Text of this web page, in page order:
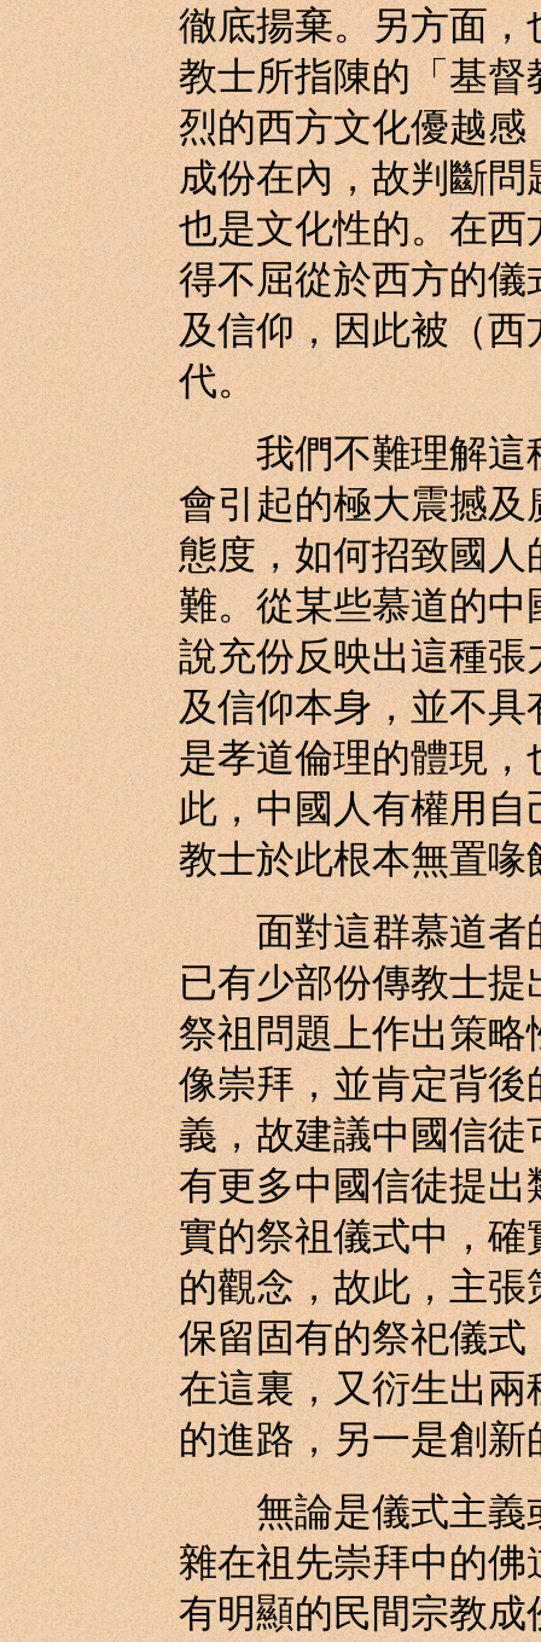
徹底揚棄。另方面
教士所指陳的「基
烈的西方文化優越
成份在內，故判斷
也是文化性的。在
得不屈從於西方的
及信仰，因此被（
代。
我們不難理解這種
會引起的極大震撼
態度，如何招致國
難。從某些慕道的
說充份反映出這種
及信仰本身，並不
是孝道倫理的體現
此，中國人有權用
教士於此根本無置喙
面對這群慕道者的
已有少部份傳教士
祭祖問題上作出策
像崇拜，並肯定背
義，故建議中國信
有更多中國信徒提
實的祭祖儀式中，
的觀念，故此，主
保留固有的祭祀儀
在這裏，又衍生出
的進路，另一是創新
無論是儀式主義或
雜在祖先崇拜中的
有明顯的民間宗教